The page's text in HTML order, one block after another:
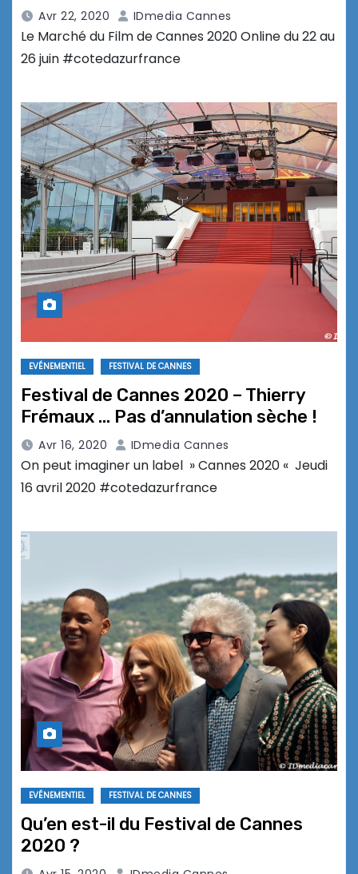
Avr 22, 2020 IDmedia Cannes
Le Marché du Film de Cannes 2020 Online du 22 au
26 juin #cotedazurfrance
EVÉNEMENTIEL FESTIVAL DE CANNES
Festival de Cannes 2020 – Thierry
Frémaux … Pas d’annulation sèche !
Avr 16, 2020 IDmedia Cannes
On peut imaginer un label » Cannes 2020 « Jeudi
16 avril 2020 #cotedazurfrance
EVÉNEMENTIEL FESTIVAL DE CANNES
Qu’en est-il du Festival de Cannes
2020 ?